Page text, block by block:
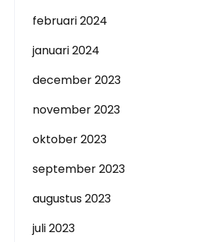
februari 2024
januari 2024
december 2023
november 2023
oktober 2023
september 2023
augustus 2023
juli 2023